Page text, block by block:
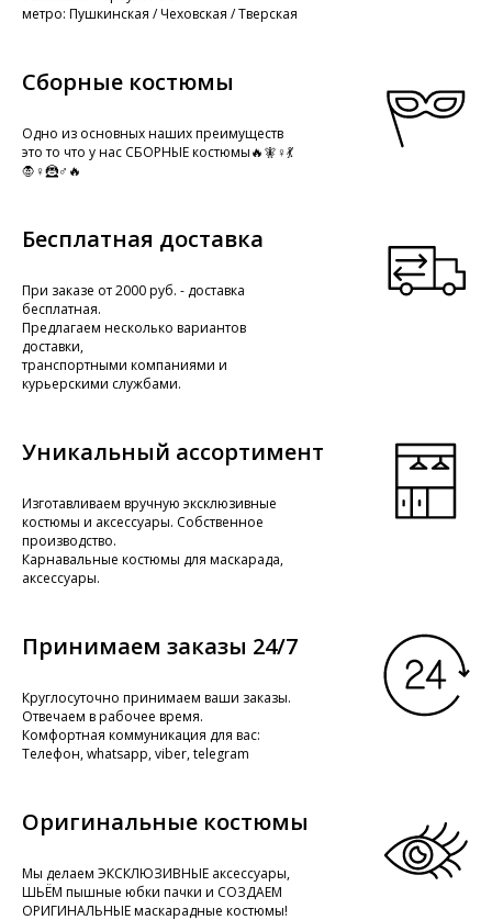
метро: Пушкинская / Чеховская / Тверская
Сборные костюмы
Одно из основных наших преимуществ
это то что у нас СБОРНЫЕ костюмы🔥🧚♀️💃
🧛♀️🦹♂️🔥
Бесплатная доставка
При заказе от 2000 руб. - доставка
бесплатная.
Предлагаем несколько вариантов
доставки,
транспортными компаниями и
курьерскими службами.
Уникальный ассортимент
Изготавливаем вручную эксклюзивные
костюмы и аксессуары. Собственное
производство.
Карнавальные костюмы для маскарада,
аксессуары.
Принимаем заказы 24/7
Круглосуточно принимаем ваши заказы.
Отвечаем в рабочее время.
Комфортная коммуникация для вас:
Телефон, whatsapp, viber, telegram
Оригинальные костюмы
Мы делаем ЭКСКЛЮЗИВНЫЕ аксессуары,
ШЬЁМ пышные юбки пачки и СОЗДАЕМ
ОРИГИНАЛЬНЫЕ маскарадные костюмы!